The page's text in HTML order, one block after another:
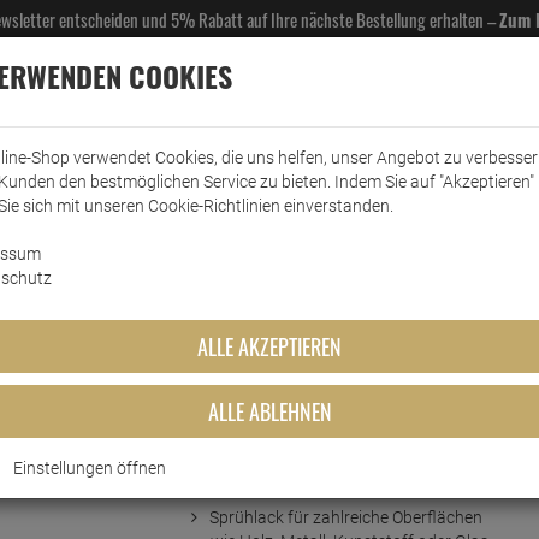
entscheiden und 5% Rabatt auf Ihre nächste Bestellung erhalten –Zum
& GASTROBEDARF DROGERIE KÜCHE & HAUSHALT KFZ
pastellgrün matt 200 ml
Sprühlack für zahlreiche Oberflächen
COOKIES
Shop verwendet Cookies, die uns helfen, unser Angebot zu
den bestmöglichen Service zu bieten. Indem Sie auf "Akzeptieren"
sich mit unseren Cookie-Richtlinien einverstanden.
ALLE AKZEPTIEREN
ALLE ABLEHNEN
Einstellungen öffnen